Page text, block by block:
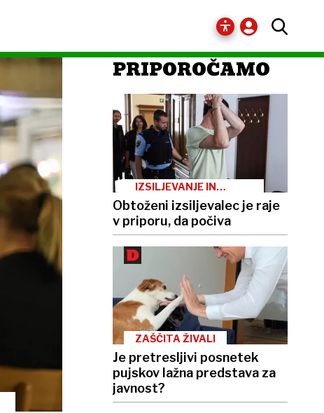
PRIPOROČAMO
IZSILJEVANJE IN
GROŽNJE
Obtoženi izsiljevalec je raje
v priporu, da počiva
ZAŠČITA ŽIVALI
Je pretresljivi posnetek
pujskov lažna predstava za
javnost?